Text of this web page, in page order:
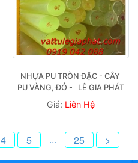
NHỰA PU TRÒN ĐẶC - CÂY
PU VÀNG, ĐỎ -   LÊ GIA PHÁT
Giá: Liên Hệ
4 5 ... 25 >